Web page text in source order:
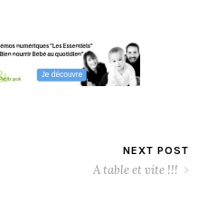
NEXT POST
A table et vite !!!